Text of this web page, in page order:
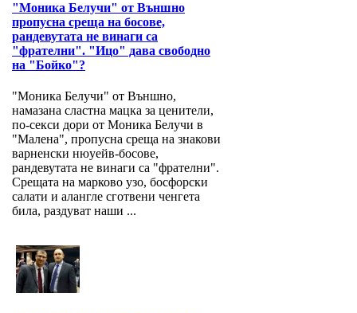
"Моника Белучи" от Външно
пропусна среща на босове,
рандевутата не винаги са
"фрателни". "Ицо" дава свободно
на "Бойко"?
"Моника Белучи" от Външно,
намазана сластна мацка за ценители,
по-секси дори от Моника Белучи в
"Малена", пропусна среща на знакови
варненски нюуейв-босове,
рандевутата не винаги са "фрателни".
Срещата на марково узо, босфорски
салати и алангле сготвени ченгета
била, раздуват наши ...